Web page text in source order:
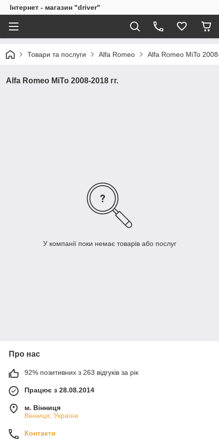
Інтернет - магазин "driver"
Товари та послуги Alfa Romeo Alfa Romeo MiTo
Alfa Romeo MiTo 2008-2018 гг.
У компанії поки немає товарів або послуг
Про нас
92% позитивних з 263 відгуків за рік
Працює з 28.08.2014
м. Вінниця
Вінниця, Україна
Контакти